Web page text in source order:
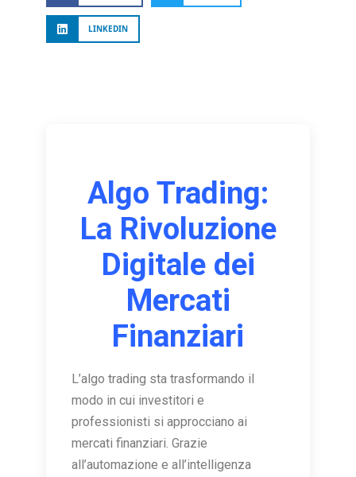
LINKEDIN
Algo Trading:
La Rivoluzione
Digitale dei
Mercati
Finanziari
L’algo trading sta trasformando il
modo in cui investitori e
professionisti si approcciano ai
mercati finanziari. Grazie
all’automazione e all’intelligenza